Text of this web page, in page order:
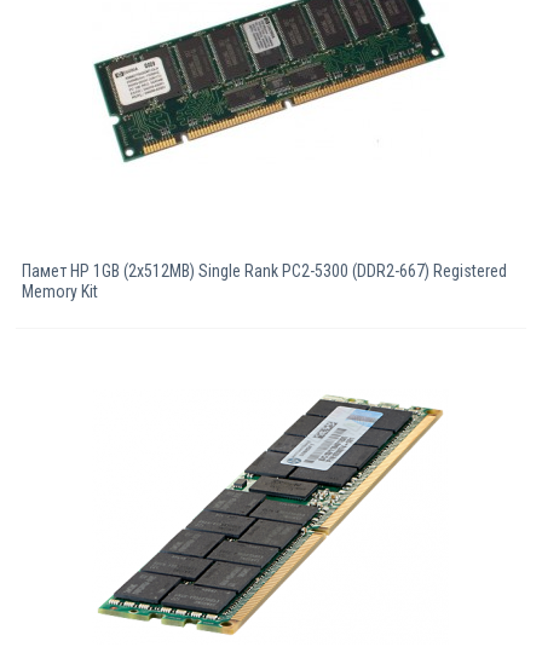
Памет HP 1GB (2x512MB) Single Rank PC2-5300 (DDR2-667) Registered
Memory Kit